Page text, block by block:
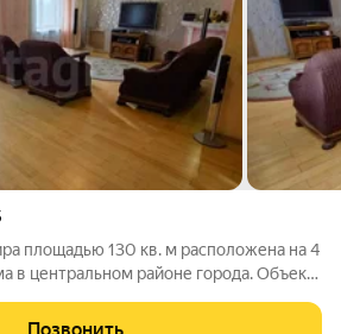
площадью 130 кв. м расположена на 4
в центральном районе города. Объект
приватность для всех членов